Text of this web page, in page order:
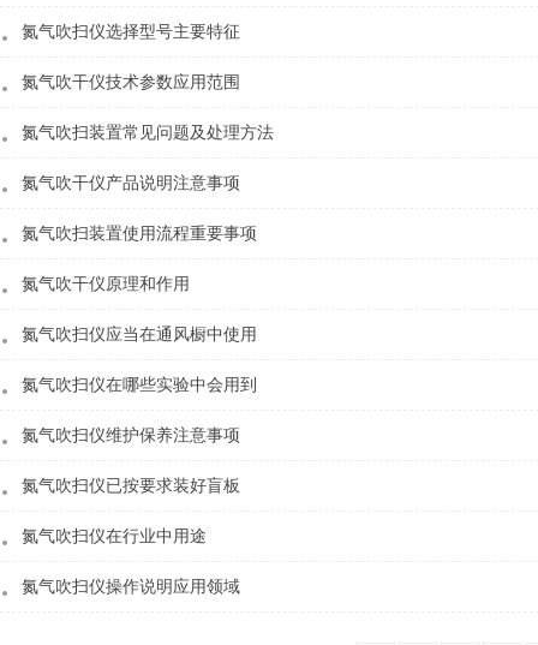
氮气吹扫仪选择型号主要特征
氮气吹干仪技术参数应用范围
氮气吹扫装置常见问题及处理方法
氮气吹干仪产品说明注意事项
氮气吹扫装置使用流程重要事项
氮气吹干仪原理和作用
氮气吹扫仪应当在通风橱中使用
氮气吹扫仪在哪些实验中会用到
氮气吹扫仪维护保养注意事项
氮气吹扫仪已按要求装好盲板
氮气吹扫仪在行业中用途
氮气吹扫仪操作说明应用领域